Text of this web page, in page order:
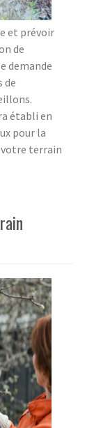
et prévoir
de
demande
de
établi en
pour la
votre terrain